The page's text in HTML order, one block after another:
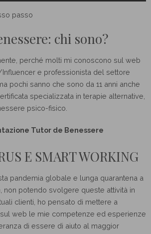
passo
chi sono?
perché molti mi conoscono sul web
e professionista del settore
pochi sanno che sono da 11 anni anche
specializzata in terapie alternative,
psico-fisico.
Tutor de Benessere
E SMART WORKING
pandemia globale e lunga quarantena a
non potendo svolgere queste attività in
clienti, ho pensato di mettere a
web le mie competenze ed esperienze
di essere di aiuto al maggior